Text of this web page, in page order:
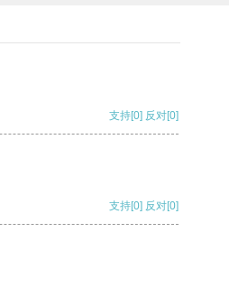
支持[0] 反对[0]
支持[0] 反对[0]